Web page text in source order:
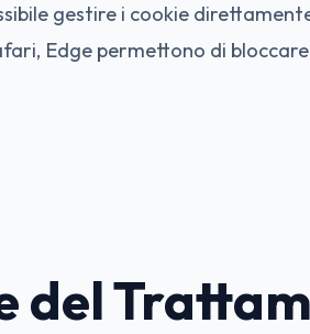
gestire i cookie
Edge permettono di
del